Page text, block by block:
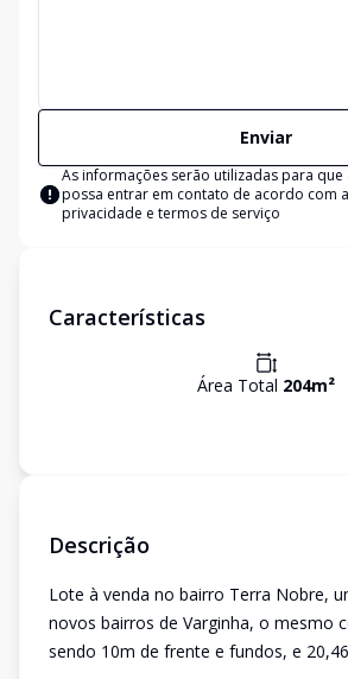
Enviar
As informações serão utilizadas para que
possa entrar em contato de acordo com a
privacidade e termos de serviço
Características
Área Total 204m²
Descrição
Lote à venda no bairro Terra Nobre,
novos bairros de Varginha, o mesmo
sendo 10m de frente e fundos, e